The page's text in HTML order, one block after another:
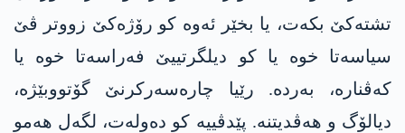
تشتەکێ بکەت، یا بخێر ئەوە کو رۆژەکێ زووتر ڤێ
سیاسەتا خوە یا کو دیلگرتییێ فەراسەتا خوە یا
کەڤنارە، بەردە. رێیا چارەسەرکرنێ گۆتووبێژە،
دیالۆگ و ھەڤدیتنە. پێدڤییە کو دەولەت، لگەل ھەمو